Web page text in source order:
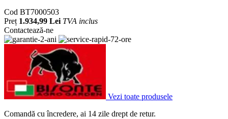
Cod BT7000503
Preț 1.934,99 Lei TVA inclus
Contactează-ne
Vezi toate produsele
Comandă cu încredere, ai 14 zile drept de retur.